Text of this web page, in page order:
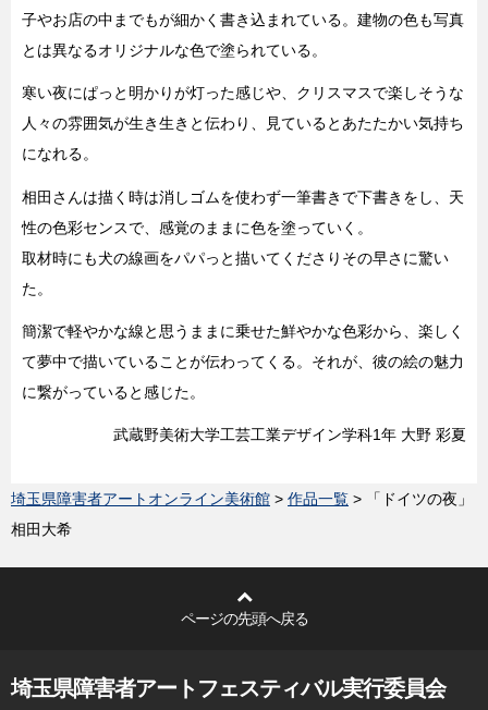
子やお店の中までもが細かく書き込まれている。建物の色も写真
とは異なるオリジナルな色で塗られている。
寒い夜にぱっと明かりが灯った感じや、クリスマスで楽しそうな
人々の雰囲気が生き生きと伝わり、見ているとあたたかい気持ち
になれる。
相田さんは描く時は消しゴムを使わず一筆書きで下書きをし、天
性の色彩センスで、感覚のままに色を塗っていく。
取材時にも犬の線画をパパっと描いてくださりその早さに驚い
た。
簡潔で軽やかな線と思うままに乗せた鮮やかな色彩から、楽しく
て夢中で描いていることが伝わってくる。それが、彼の絵の魅力
に繋がっていると感じた。
武蔵野美術大学工芸工業デザイン学科1年 大野 彩夏
埼玉県障害者アートオンライン美術館 > 作品一覧 > 「ドイツの夜」
相田大希
ページの先頭へ戻る
埼玉県障害者アートフェスティバル実行委員会